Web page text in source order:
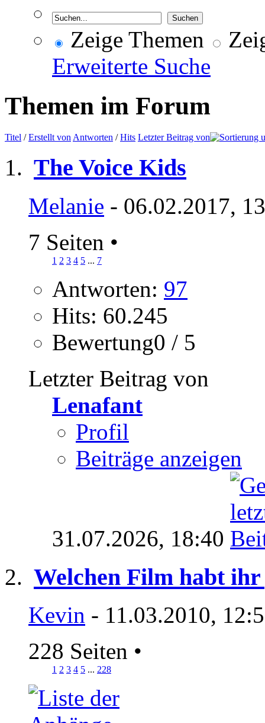
Zeige Themen
Erweiterte Suche
Themen im Forum
Titel /Erstellt von Antworten /Hits Letzter Beitrag von
The Voice Kids
Melanie - 06.02.2017,
7 Seiten •
1 2 3 4 5 ... 7
Antworten: 97
Hits: 60.245
Bewertung0 / 5
Letzter Beitrag von
Lenafant
Profil
Beiträge anzeigen
31.07.2026, 18:40
Welchen Film habt ihr
Kevin - 11.03.2010,
228 Seiten •
1 2 3 4 5 ... 228